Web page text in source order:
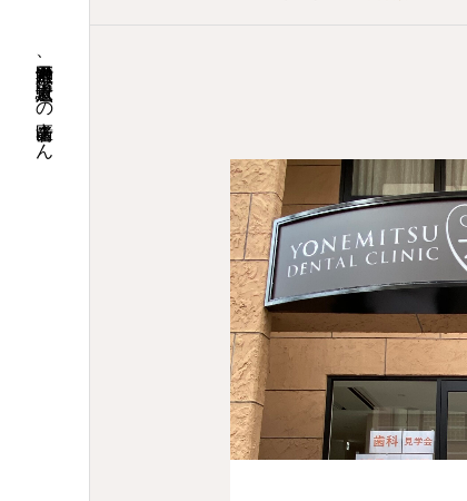
神戸市灘区六甲道、六甲道駅近くの歯医者さん